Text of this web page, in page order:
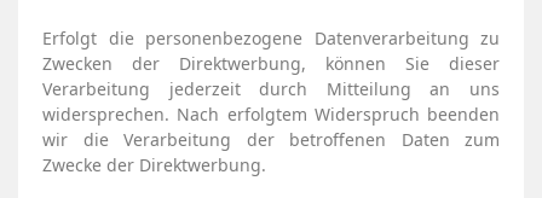
Erfolgt die personenbezogene Datenverarbeitung zu
Zwecken der Direktwerbung, können Sie dieser
Verarbeitung jederzeit durch Mitteilung an uns
widersprechen. Nach erfolgtem Widerspruch beenden
wir die Verarbeitung der betroffenen Daten zum
Zwecke der Direktwerbung.